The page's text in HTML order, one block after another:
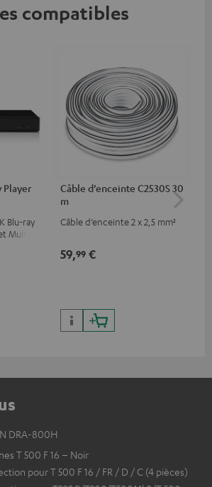
compatibles
Player
Blu-ray
Multi
et
Câble d’enceinte C2530S 30
m
Câble d’enceinte 2 x 2,5 mm²
59,99 €
DRA-800H
T 500 F 16 – Noir
pour T 500 F 16 / FR / D / C (4 pièces)